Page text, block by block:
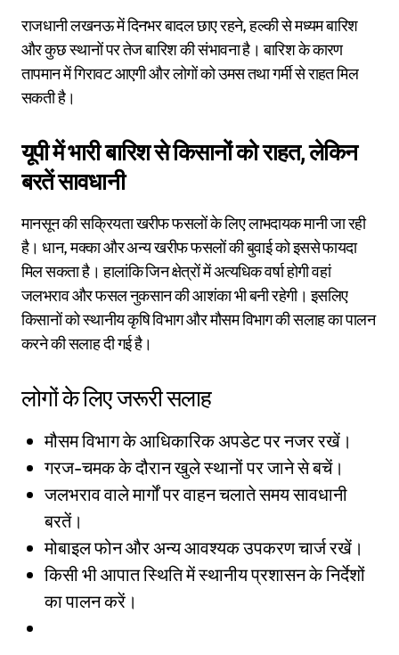
राजधानी लखनऊ में दिनभर बादल छाए रहने, हल्की से मध्यम बारिश
और कुछ स्थानों पर तेज बारिश की संभावना है। बारिश के कारण
तापमान में गिरावट आएगी और लोगों को उमस तथा गर्मी से राहत मिल
सकती है।
यूपी में भारी बारिश से किसानों को राहत, लेकिन
बरतें सावधानी
मानसून की सक्रियता खरीफ फसलों के लिए लाभदायक मानी जा रही
है। धान, मक्का और अन्य खरीफ फसलों की बुवाई को इससे फायदा
मिल सकता है। हालांकि जिन क्षेत्रों में अत्यधिक वर्षा होगी वहां
जलभराव और फसल नुकसान की आशंका भी बनी रहेगी। इसलिए
किसानों को स्थानीय कृषि विभाग और मौसम विभाग की सलाह का पालन
करने की सलाह दी गई है।
लोगों के लिए जरूरी सलाह
मौसम विभाग के आधिकारिक अपडेट पर नजर रखें।
गरज-चमक के दौरान खुले स्थानों पर जाने से बचें।
जलभराव वाले मार्गों पर वाहन चलाते समय सावधानी
बरतें।
मोबाइल फोन और अन्य आवश्यक उपकरण चार्ज रखें।
किसी भी आपात स्थिति में स्थानीय प्रशासन के निर्देशों
का पालन करें।